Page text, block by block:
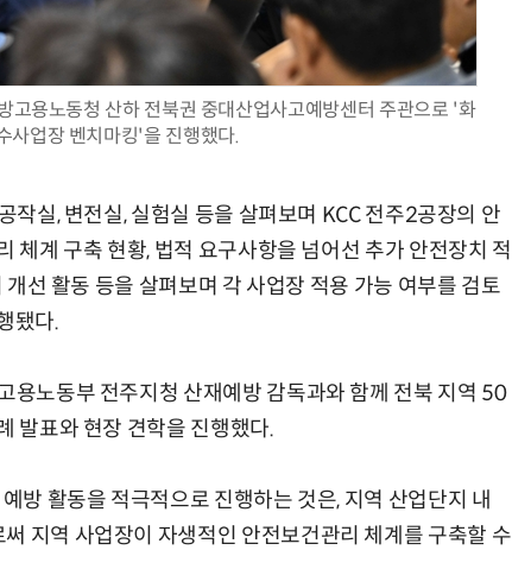
고용노동청 산하 전북권 중대산업사고예방센터 주관으로 '화
사업장 벤치마킹'을 진행했다.
작실, 변전실, 실험실 등을 살펴보며 KCC 전주2공장의 안
체계 구축 현황, 법적 요구사항을 넘어선 추가 안전장치 적
선 활동 등을 살펴보며 각 사업장 적용 가능 여부를 검토
됐다.
용노동부 전주지청 산재예방 감독과와 함께 전북 지역 50
발표와 현장 견학을 진행했다.
방 활동을 적극적으로 진행하는 것은, 지역 산업단지 내
지역 사업장이 자생적인 안전보건관리 체계를 구축할 수